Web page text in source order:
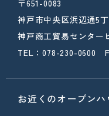
〒651-0083
神戸市中央区浜辺通5
神戸商工貿易センター
TEL：078-230-0600
お近くのオープン